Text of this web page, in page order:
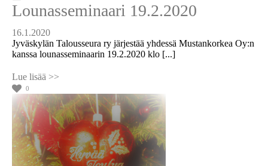
Lounasseminaari 19.2.2020
16.1.2020
Jyväskylän Talousseura ry järjestää yhdessä Mustankorkea Oy:n
kanssa lounasseminaarin 19.2.2020 klo [...]
0